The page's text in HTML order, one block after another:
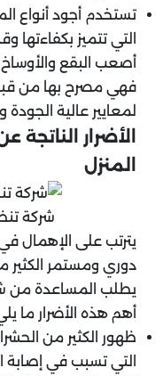
تستخدم أجود أنواع
التي تتميز بكفاءتها
أصعب البقع
فهي مصرح بها من قبل
لمعايير عالية الجودة
الأضرار
المنزل
شركة
يترتب على الإهمال
دوري ومستمر الكثير
يطلب المساعدة من
أهم هذه الأضرار ما
ظهور الكثير من
التي تسبب في إصابة